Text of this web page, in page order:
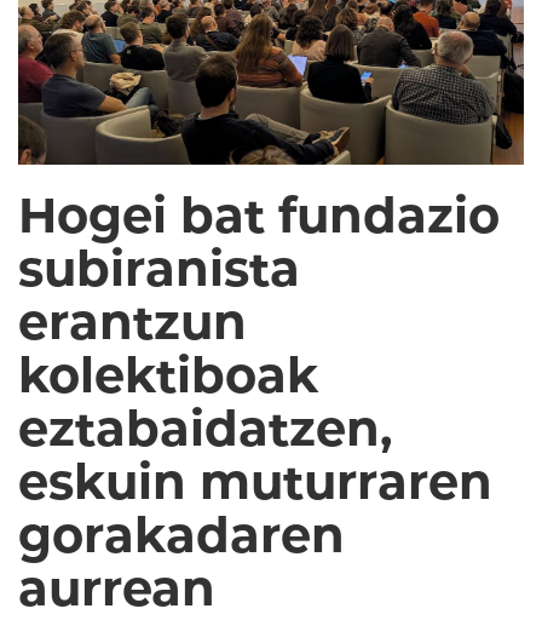
Hogei bat fundazio
subiranista
erantzun
kolektiboak
eztabaidatzen,
eskuin muturraren
gorakadaren
aurrean